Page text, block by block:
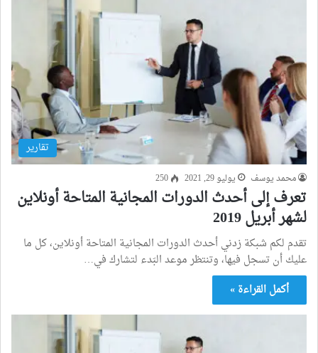
تقارير
محمد يوسف يوليو 29, 2021 250
تعرف إلى أحدث الدورات المجانية المتاحة أونلاين
لشهر أبريل 2019
تقدم لكم شبكة زدني أحدث الدورات المجانية المتاحة أونلاين، كل ما
عليك أن تسجل فيها، وتنتظر موعد البَدء لتشارك في…
أكمل القراءة »